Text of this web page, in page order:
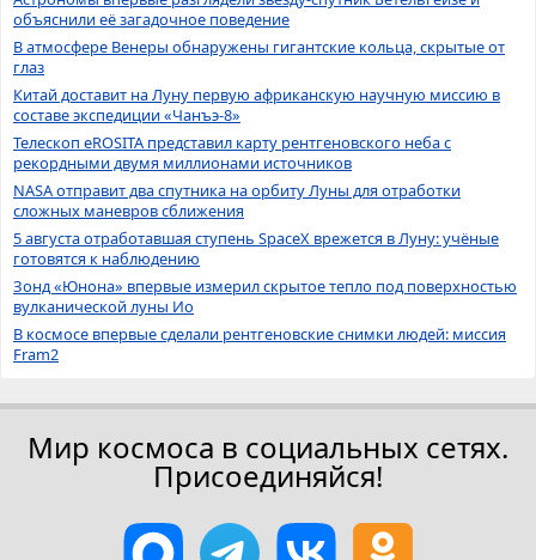
объяснили её загадочное поведение
В атмосфере Венеры обнаружены гигантские кольца, скрытые от
глаз
Китай доставит на Луну первую африканскую научную миссию в
составе экспедиции «Чанъэ-8»
Телескоп eROSITA представил карту рентгеновского неба с
рекордными двумя миллионами источников
NASA отправит два спутника на орбиту Луны для отработки
сложных маневров сближения
5 августа отработавшая ступень SpaceX врежется в Луну: учёные
готовятся к наблюдению
Зонд «Юнона» впервые измерил скрытое тепло под поверхностью
вулканической луны Ио
В космосе впервые сделали рентгеновские снимки людей: миссия
Fram2
Мир космоса в социальных сетях.
Присоединяйся!